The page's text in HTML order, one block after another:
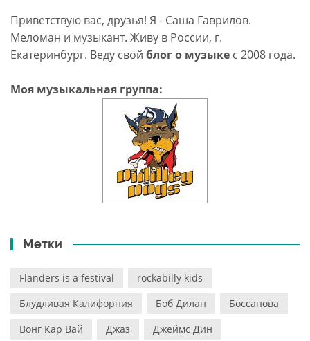
Приветствую вас, друзья! Я - Саша Гаврилов.
Меломан и музыкант. Живу в России, г.
Екатеринбург. Веду свой блог о музыке c 2008 года.
Моя музыкальная группа:
Метки
Flanders is a festival
rockabilly kids
Блудливая Калифорния
Боб Дилан
Боссанова
Вонг Кар Вай
Джаз
Джеймс Дин